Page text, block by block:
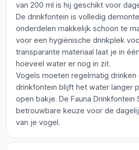
van 200 ml is hij geschikt voor
De drinkfontein is volledig
onderdelen makkelijk schoon te
voor een hygiënische drinkplek
transparante materiaal laat je in
hoeveel water er nog in zit.
Vogels moeten regelmatig drinken
drinkfontein blijft het water langer
open bakje. De Fauna Drinkfontein
betrouwbare keuze voor de
van je vogel.